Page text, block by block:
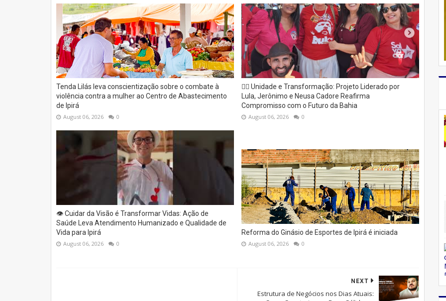
Tenda Lilás leva conscientização sobre o combate à
violência contra a mulher ao Centro de Abastecimento
de Ipirá
August 06, 2026 0
✊🏽 Unidade e Transformação: Projeto Liderado por
Lula, Jerônimo e Neusa Cadore Reafirma
Compromisso com o Futuro da Bahia
August 06, 2026 0
👁️ Cuidar da Visão é Transformar Vidas: Ação de
Saúde Leva Atendimento Humanizado e Qualidade de
Vida para Ipirá
August 06, 2026 0
Reforma do Ginásio de Esportes de Ipirá é iniciada
August 06, 2026 0
NEXT
Estrutura de Negócios nos Dias Atuais: